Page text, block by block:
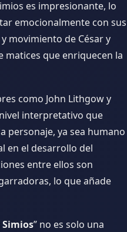
es impresionante, lo
emocionalmente con sus
movimiento de César y
matices que enriquecen la
como John Lithgow y
interpretativo que
personaje, ya sea humano
en el desarrollo del
entre ellos son
lo que añade
” no es solo una